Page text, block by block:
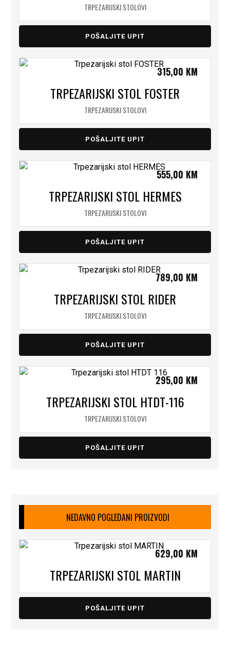
TRPEZARIJSKI STOLOVI
POŠALJITE UPIT
TRPEZARIJSKI STOL FOSTER
TRPEZARIJSKI STOLOVI
315,00 KM
POŠALJITE UPIT
TRPEZARIJSKI STOL HERMES
TRPEZARIJSKI STOLOVI
555,00 KM
POŠALJITE UPIT
TRPEZARIJSKI STOL RIDER
TRPEZARIJSKI STOLOVI
789,00 KM
POŠALJITE UPIT
TRPEZARIJSKI STOL HTDT-116
TRPEZARIJSKI STOLOVI
295,00 KM
POŠALJITE UPIT
NEDAVNO POGLEDANI PROIZVODI
TRPEZARIJSKI STOL MARTIN
629,00 KM
POŠALJITE UPIT